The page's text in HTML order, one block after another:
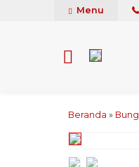
kami pasti berikan yang
Menu
Beranda »